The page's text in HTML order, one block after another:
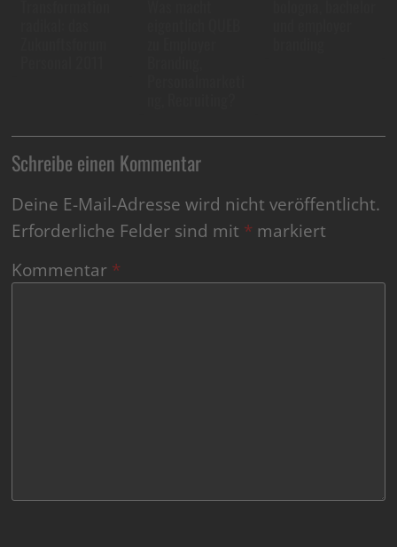
Schreibe einen Kommentar
Deine E-Mail-Adresse wird nicht veröffentlicht.
Erforderliche Felder sind mit * markiert
Kommentar *